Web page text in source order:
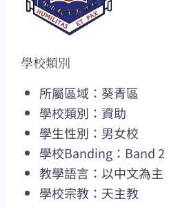
學校類別
所屬區域：葵青區
學校類別：資助
學生性別：男女校
學校Banding：Band 2
教學語言：以中文為主
學校宗教：天主教